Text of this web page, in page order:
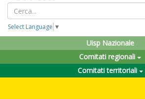
Select Language ▼
Uisp Nazionale
Comitati regionali
Comitati territoriali